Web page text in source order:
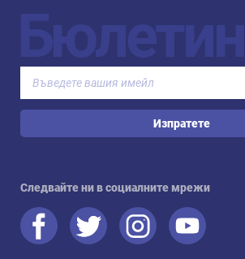
Бюлетин
Изпратете
Следвайте ни в социалните мрежи